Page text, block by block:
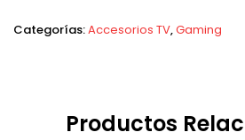
Categorías:Accesorios TV,Gaming
Productos